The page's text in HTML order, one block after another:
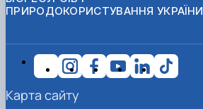
ПРИРОДОКОРИСТУВАННЯ УКРАЇНИ
Карта сайту